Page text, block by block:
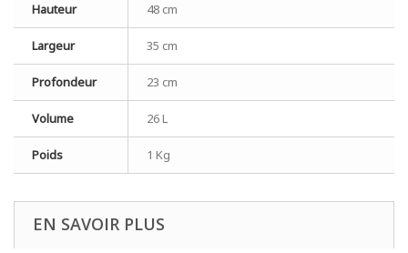
Hauteur 48 cm
Largeur 35 cm
Profondeur 23 cm
Volume 26 L
Poids 1 Kg
EN SAVOIR PLUS